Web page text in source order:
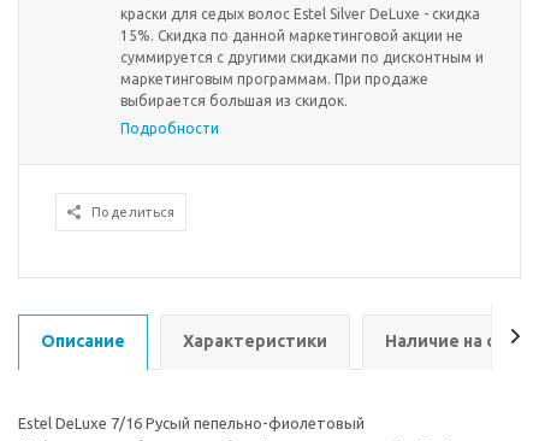
краски для седых волос Estel Silver DeLuxe - скидка
15%. Скидка по данной маркетинговой акции не
суммируется с другими скидками по дисконтным и
маркетинговым программам. При продаже
выбирается большая из скидок.
Подробности
Поделиться
Описание Характеристики Наличие на
Estel DeLuxe 7/16 Русый пепельно-фиолетовый